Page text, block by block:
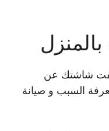
شاشتك عن
السبب و صيانة